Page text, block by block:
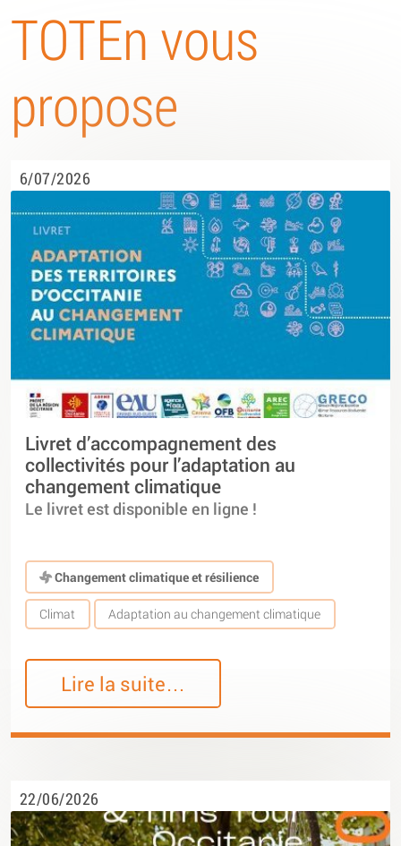
TOTEn vous
propose
6/07/2026
Livret d’accompagnement des
collectivités pour l’adaptation au
changement climatique
Le livret est disponible en ligne !
Changement climatique et résilience
Climat Adaptation au changement climatique
Lire la suite…
22/06/2026